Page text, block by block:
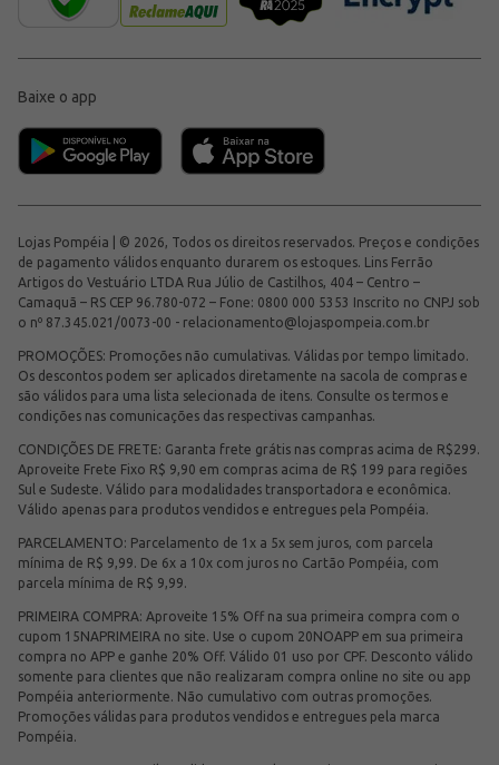
Baixe o app
Lojas Pompéia | © 2026, Todos os direitos reservados. Preços e condições
de pagamento válidos enquanto durarem os estoques. Lins Ferrão
Artigos do Vestuário LTDA Rua Júlio de Castilhos, 404 – Centro –
Camaquã – RS CEP 96.780-072 – Fone: 0800 000 5353 Inscrito no CNPJ sob
o nº 87.345.021/0073-00 - relacionamento@lojaspompeia.com.br
PROMOÇÕES: Promoções não cumulativas. Válidas por tempo limitado.
Os descontos podem ser aplicados diretamente na sacola de compras e
são válidos para uma lista selecionada de itens. Consulte os termos e
condições nas comunicações das respectivas campanhas.
CONDIÇÕES DE FRETE: Garanta frete grátis nas compras acima de R$299.
Aproveite Frete Fixo R$ 9,90 em compras acima de R$ 199 para regiões
Sul e Sudeste. Válido para modalidades transportadora e econômica.
Válido apenas para produtos vendidos e entregues pela Pompéia.
PARCELAMENTO: Parcelamento de 1x a 5x sem juros, com parcela
mínima de R$ 9,99. De 6x a 10x com juros no Cartão Pompéia, com
parcela mínima de R$ 9,99.
PRIMEIRA COMPRA: Aproveite 15% Off na sua primeira compra com o
cupom 15NAPRIMEIRA no site. Use o cupom 20NOAPP em sua primeira
compra no APP e ganhe 20% Off. Válido 01 uso por CPF. Desconto válido
somente para clientes que não realizaram compra online no site ou app
Pompéia anteriormente. Não cumulativo com outras promoções.
Promoções válidas para produtos vendidos e entregues pela marca
Pompéia.